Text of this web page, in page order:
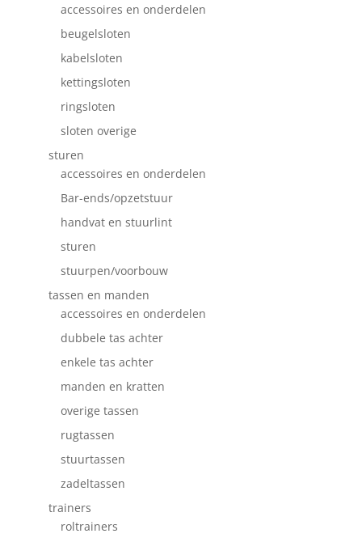
accessoires en onderdelen
beugelsloten
kabelsloten
kettingsloten
ringsloten
sloten overige
sturen
accessoires en onderdelen
Bar-ends/opzetstuur
handvat en stuurlint
sturen
stuurpen/voorbouw
tassen en manden
accessoires en onderdelen
dubbele tas achter
enkele tas achter
manden en kratten
overige tassen
rugtassen
stuurtassen
zadeltassen
trainers
roltrainers